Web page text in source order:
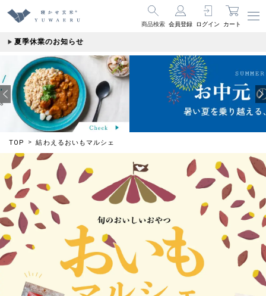
商品検索 会員登録 ログイン カート
夏季休業のお知らせ
TOP 結わえるおいもマルシェ